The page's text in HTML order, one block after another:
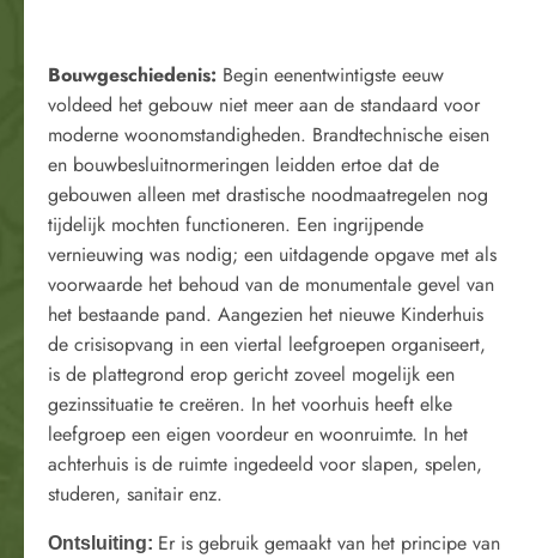
Bouwgeschiedenis: Begin eenentwintigste eeuw
voldeed het gebouw niet meer aan de standaard voor
moderne woonomstandigheden. Brandtechnische eisen
en bouwbesluitnormeringen leidden ertoe dat de
gebouwen alleen met drastische noodmaatregelen nog
tijdelijk mochten functioneren. Een ingrijpende
vernieuwing was nodig; een uitdagende opgave met als
voorwaarde het behoud van de monumentale gevel van
het bestaande pand. Aangezien het nieuwe Kinderhuis
de crisisopvang in een viertal leefgroepen organiseert,
is de plattegrond erop gericht zoveel mogelijk een
gezinssituatie te creëren. In het voorhuis heeft elke
leefgroep een eigen voordeur en woonruimte. In het
achterhuis is de ruimte ingedeeld voor slapen, spelen,
studeren, sanitair enz.
Ontsluiting: Er is gebruik gemaakt van het principe van